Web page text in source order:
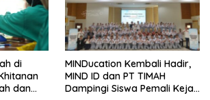
di
dan
MINDucation Kembali Hadir,
MIND ID dan PT TIMAH
Dampingi Siswa Pemali Kejar